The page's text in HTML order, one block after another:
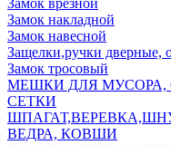
Замок врезной
Замок накладной
Замок навесной
Защелки,ручки дверные,
Замок тросовый
МЕШКИ ДЛЯ МУСОРА,
СЕТКИ
ВЕДРА, КОВШИ